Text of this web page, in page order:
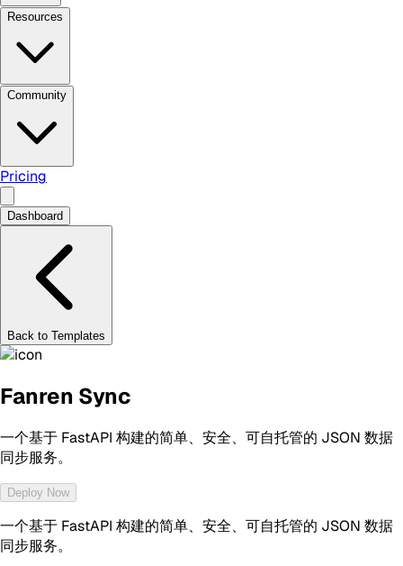
Resources
Community
Pricing
Dashboard
Back to Templates
Fanren Sync
一个基于 FastAPI 构建的简单、安全、可自托管的 JSON 数据
同步服务。
Deploy Now
一个基于 FastAPI 构建的简单、安全、可自托管的 JSON 数据
同步服务。